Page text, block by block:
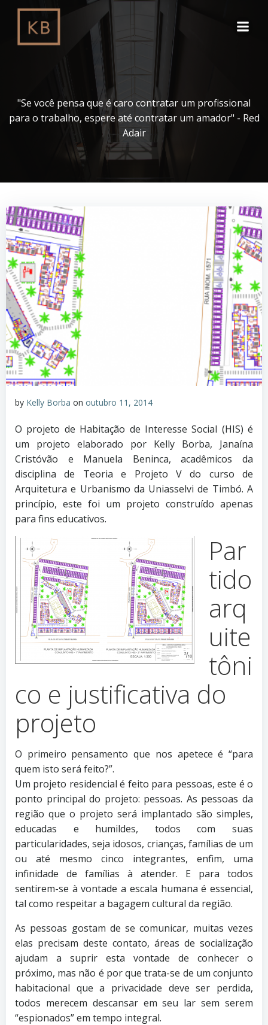
o
conteúdo
"Se você pensa que é caro contratar um profissional
para o trabalho, espere até contratar um amador" - Red
Adair
by Kelly Borba on outubro 11, 2014
O projeto de Habitação de Interesse Social (HIS) é
um projeto elaborado por Kelly Borba, Janaína
Cristóvão e Manuela Beninca, acadêmicos da
disciplina de Teoria e Projeto V do curso de
Arquitetura e Urbanismo da Uniasselvi de Timbó. A
princípio, este foi um projeto construído apenas
para fins educativos.
Par
tido
arq
uite
tôni
co e justificativa do
projeto
O primeiro pensamento que nos apetece é “para
quem isto será feito?”.
Um projeto residencial é feito para pessoas, este é o
ponto principal do projeto: pessoas. As pessoas da
região que o projeto será implantado são simples,
educadas e humildes, todos com suas
particularidades, seja idosos, crianças, famílias de um
ou até mesmo cinco integrantes, enfim, uma
infinidade de famílias à atender. E para todos
sentirem-se à vontade a escala humana é essencial,
tal como respeitar a bagagem cultural da região.
As pessoas gostam de se comunicar, muitas vezes
elas precisam deste contato, áreas de socialização
ajudam a suprir esta vontade de conhecer o
próximo, mas não é por que trata-se de um conjunto
habitacional que a privacidade deve ser perdida,
todos merecem descansar em seu lar sem serem
“espionados” em tempo integral.